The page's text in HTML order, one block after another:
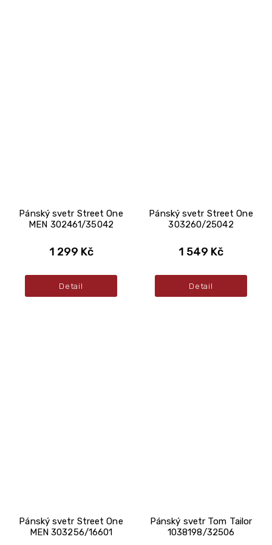
Pánský svetr Street One
MEN 302461/35042
1 299 Kč
Detail
Pánský svetr Street One
303260/25042
1 549 Kč
Detail
Pánský svetr Street One
MEN 303256/16601
Pánský svetr Tom Tailor
1038198/32506